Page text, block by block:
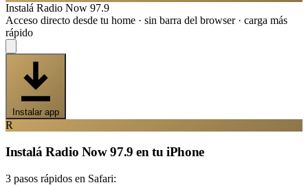
Instalá Radio Now 97.9
Acceso directo desde tu home · sin barra del browser · carga más
rápido
Instalar app
R
Instalá Radio Now 97.9 en tu iPhone
3 pasos rápidos en Safari: